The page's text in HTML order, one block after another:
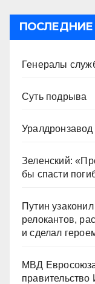
Генералы
Суть подрыва
Уралдронзавод
Зеленский:
бы спасти
Путин
релокантов,
и сделал
МВД
правительство